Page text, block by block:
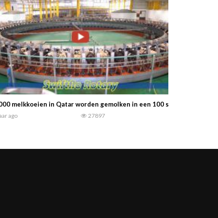
melkkoeien in Qatar worden gemolken in een 100 stand
ago 27897